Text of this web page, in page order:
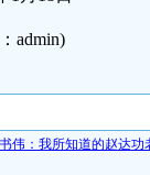
admin)
伟：我所知道的赵达功